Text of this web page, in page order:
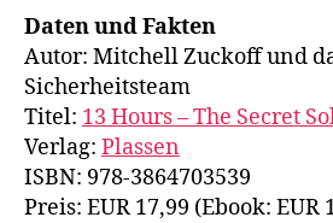
Daten und Fakten
Autor: Mitchell Zuckoff und
Sicherheitsteam
Titel: 13 Hours – The Secret
Verlag: Plassen
ISBN: 978-3864703539
Preis: EUR 17,99 (Ebook: EUR